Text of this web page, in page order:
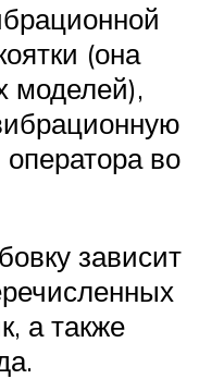
(она
моделей),
оператора во
зависит
а также